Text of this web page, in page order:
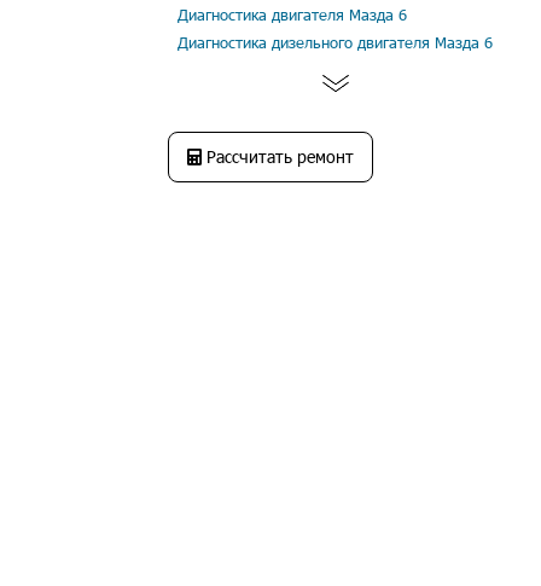
Диагностика двигателя Мазда 6
Диагностика дизельного двигателя Мазда 6
Рассчитать ремонт